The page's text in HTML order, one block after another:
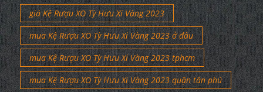
giá Kệ Rượu XO Tỳ Hưu Xi Vàng 2023
mua Kệ Rượu XO Tỳ Hưu Xi Vàng 2023 ở đâu
mua Kệ Rượu XO Tỳ Hưu Xi Vàng 2023 tphcm
mua Kệ Rượu XO Tỳ Hưu Xi Vàng 2023 quận tân phú